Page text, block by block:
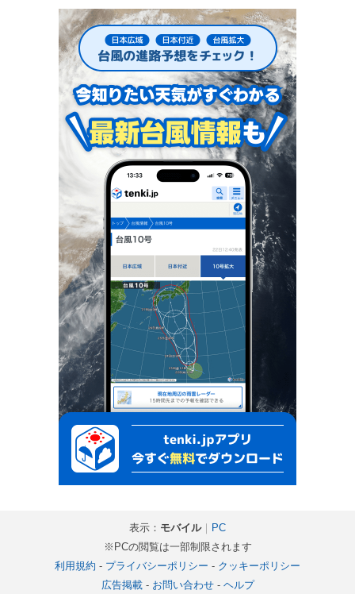
表示： モバイル｜ PC
※PCの閲覧は一部制限されます
利用規約 - プライバシーポリシー - クッキーポリシー
広告掲載- お問い合わせ- ヘルプ